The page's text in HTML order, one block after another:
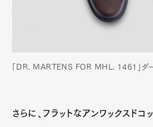
「DR. MARTENS FOR MHL. 1461」
さらに、フラットなアンワックスド